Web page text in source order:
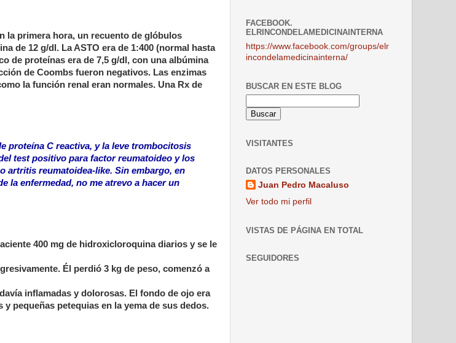
la primera hora, un recuento de glóbulos
de 12 g/dl. La ASTO era de 1:400 (normal hasta
de proteínas era de 7,5 g/dl, con una albúmina
de Coombs fueron negativos. Las enzimas
la función renal eran normales. Una Rx de
proteína C reactiva, y la leve trombocitosis
test positivo para factor reumatoideo y los
artritis reumatoidea-like. Sin embargo, en
la enfermedad, no me atrevo a hacer un
400 mg de hidroxicloroquina diarios y se le
Él perdió 3 kg de peso, comenzó a
inflamadas y dolorosas. El fondo de ojo era
pequeñas petequias en la yema de sus dedos.
FACEBOOK.
ELRINCONDELAMEDICINAINTERNA
https://www.facebook.com/groups/elr
incondelamedicinainterna/
BUSCAR EN ESTE BLOG
VISITANTES
DATOS PERSONALES
Juan Pedro Macaluso
Ver todo mi perfil
VISTAS DE PÁGINA EN TOTAL
SEGUIDORES